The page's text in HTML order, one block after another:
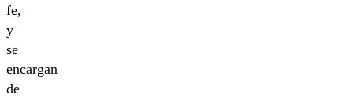
fe,
y
se
encargan
de